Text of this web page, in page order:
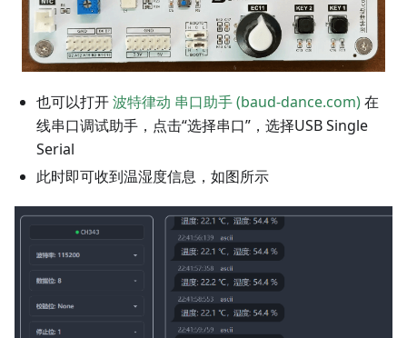
也可以打开波特律动 串口助手 (baud-dance.com)在
线串口调试助手，点击“选择串口”，选择USB Single
Serial
此时即可收到温湿度信息，如图所示